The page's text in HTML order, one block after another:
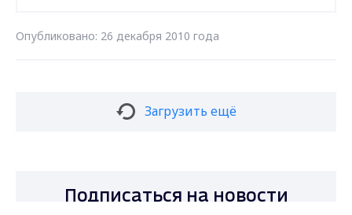
Опубликовано: 26 декабря 2010 года
Загрузить ещё
Подписаться на новости